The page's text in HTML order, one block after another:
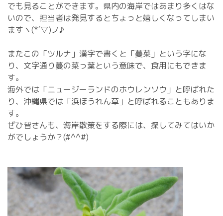
でも見ることができます。県内の海岸ではあまり多くはな
いので、担当者は発見するとちょっと嬉しくなってしまい
ますヽ(*´▽)ノ♪
またこの「ツルナ」漢字で書くと「蔓菜」という字にな
り、文字通り蔓の菜っ葉という意味で、食用にもできま
す。
海外では「ニュージーランドのホウレンソウ」と呼ばれた
り、沖縄県では「浜ほうれん草」と呼ばれることもありま
す。
ぜひ皆さんも、海岸散策をする際には、探してみてはいか
がでしょうか？(#^^#)